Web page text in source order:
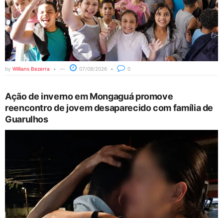
by Willians Bezerra 07/08/2026 0
Ação de inverno em Mongaguá promove
reencontro de jovem desaparecido com família de
Guarulhos